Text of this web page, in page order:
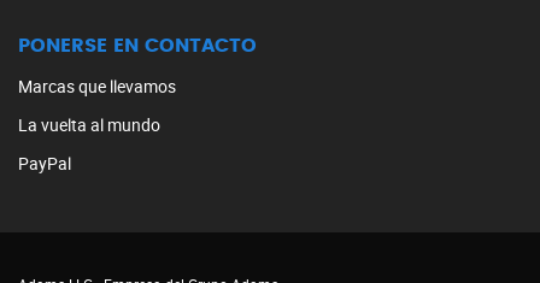
PONERSE EN CONTACTO
Marcas que llevamos
La vuelta al mundo
PayPal